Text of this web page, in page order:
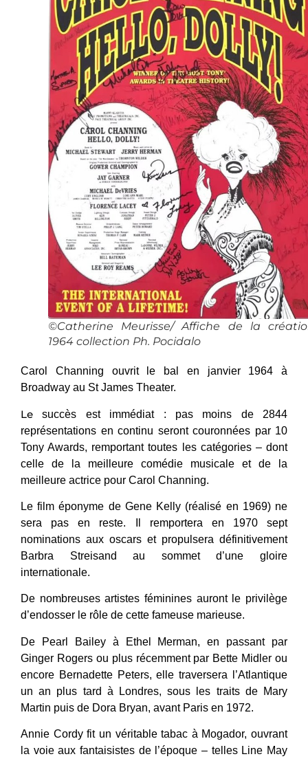
©Catherine Meurisse/ Affiche de la
1964 collection Ph. Pocidalo
Carol Channing ouvrit le bal en janvier 1964 à
Broadway au St James Theater.
Le succès est immédiat : pas moins de 2844
représentations en continu seront couronnées par 10
Tony Awards, remportant toutes les catégories – dont
celle de la meilleure comédie musicale et de la
meilleure actrice pour Carol Channing.
Le film éponyme de Gene Kelly (réalisé en 1969) ne
sera pas en reste. Il remportera en 1970 sept
nominations aux oscars et propulsera définitivement
Barbra Streisand au sommet d’une gloire
internationale.
De nombreuses artistes féminines auront le privilège
d’endosser le rôle de cette fameuse marieuse.
De Pearl Bailey à Ethel Merman, en passant par
Ginger Rogers ou plus récemment par Bette Midler ou
encore Bernadette Peters, elle traversera l’Atlantique
un an plus tard à Londres, sous les traits de Mary
Martin puis de Dora Bryan, avant Paris en 1972.
Annie Cordy fit un véritable tabac à Mogador, ouvrant
la voie aux fantaisistes de l’époque – telles Line May